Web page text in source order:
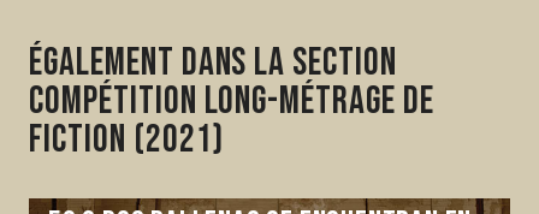
Également dans la section
Compétition Long-métrage de
fiction (2021)